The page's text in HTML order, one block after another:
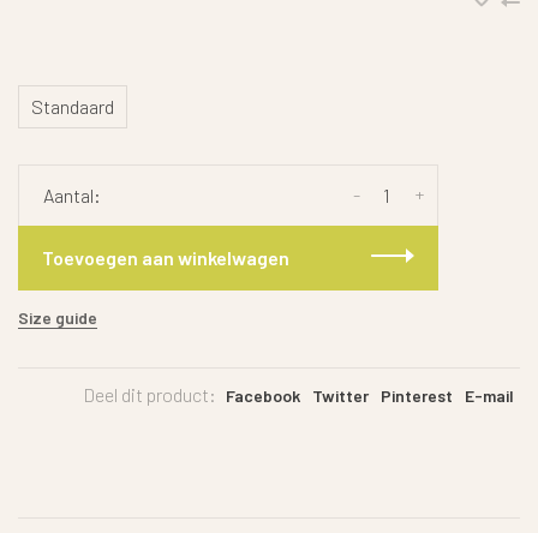
Standaard
Aantal: +
-
Toevoegen aan winkelwagen
Size guide
Deel dit product: Facebook Twitter Pinterest E-mail